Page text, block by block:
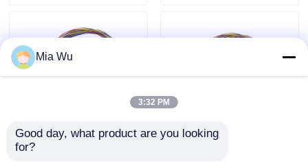
Casi
coccodrillo delle
coperture esterne
Leadwires di EMG di
3,5 mono elettrodo dei
Mia Wu
3:32 PM
Good day, what product are you looking
for?